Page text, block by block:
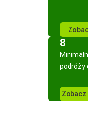
8
podróży